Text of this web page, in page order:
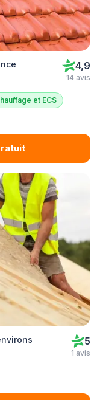
4,9
14 avis
et ECS
5
1 avis